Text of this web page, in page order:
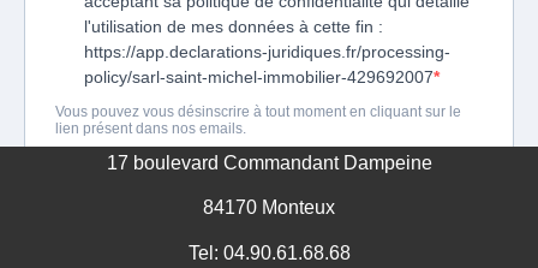
MENTIONS LÉGALES
17 boulevard Commandant Dampeine
84170 Monteux
Tel: 04.90.61.68.68